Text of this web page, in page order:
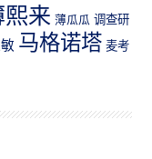
熙来 薄瓜瓜 调查研
马格诺塔 麦考